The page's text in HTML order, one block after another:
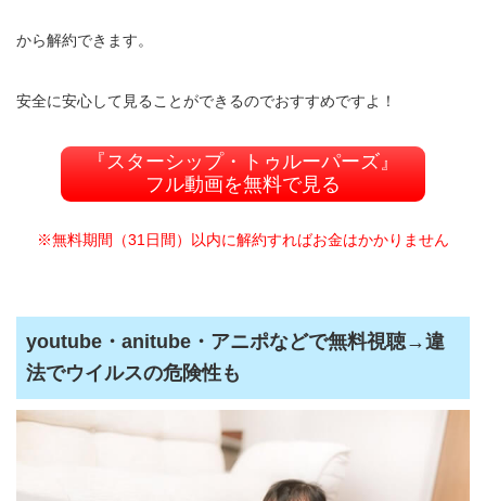
から解約できます。
安全に安心して見ることができるのでおすすめですよ！
『スターシップ・トゥルーパーズ』
フル動画を無料で見る
※無料期間（31日間）以内に解約すればお金はかかりません
youtube・anitube・アニポなどで無料視聴→違
法でウイルスの危険性も